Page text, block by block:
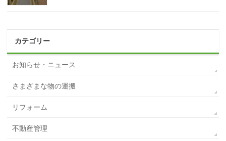
カテゴリー
お知らせ・ニュース
さまざまな物の運搬
リフォーム
不動産管理